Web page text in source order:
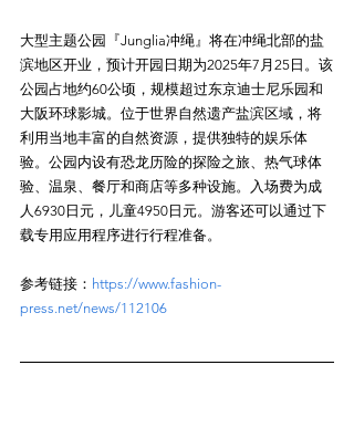
大型主题公园『Junglia冲绳』将在冲绳北部的盐
滨地区开业，预计开园日期为2025年7月25日。该
公园占地约60公顷，规模超过东京迪士尼乐园和
大阪环球影城。位于世界自然遗产盐滨区域，将
利用当地丰富的自然资源，提供独特的娱乐体
验。公园内设有恐龙历险的探险之旅、热气球体
验、温泉、餐厅和商店等多种设施。入场费为成
人6930日元，儿童4950日元。游客还可以通过下
参考链接： https://www.fashion-
press.net/news/112106